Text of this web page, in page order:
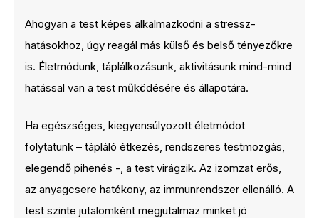
Ahogyan a test képes alkalmazkodni a stressz-
hatásokhoz, úgy reagál más külső és belső tényezőkre
is. Életmódunk, táplálkozásunk, aktivitásunk mind-mind
hatással van a test működésére és állapotára.
Ha egészséges, kiegyensúlyozott életmódot
folytatunk – tápláló étkezés, rendszeres testmozgás,
elegendő pihenés -, a test virágzik. Az izomzat erős,
az anyagcsere hatékony, az immunrendszer ellenálló. A
test szinte jutalomként megjutalmaz minket jó